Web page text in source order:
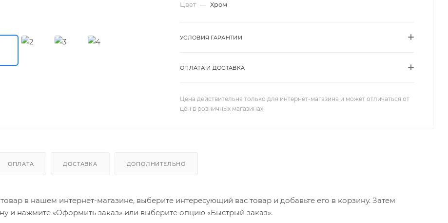
Цвет — Хром
УСЛОВИЯ ГАРАНТИИ
ОПЛАТА И ДОСТАВКА
Цена действительна только для интернет-магазина и может отличаться от
цен в розничных магазинах
ОПЛАТА ДОСТАВКА ДОПОЛНИТЕЛЬНО
в нашем интернет-магазине, выберите интересующий вас товар и добавьте его в корзину. Затем
и нажмите «Оформить заказ» или выберите опцию «Быстрый заказ».